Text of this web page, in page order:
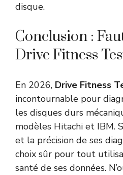
disque.
Conclusion :
Drive Fitness
En 2026, Drive Fitness
incontournable pour
les disques durs
modèles Hitachi et IBM.
et la précision de ses
choix sûr pour tout
santé de ses données.